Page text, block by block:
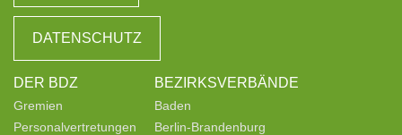
DATENSCHUTZ
DER BDZ
Gremien
Personalvertretungen
BEZIRKSVERBÄNDE
Baden
Berlin-Brandenburg